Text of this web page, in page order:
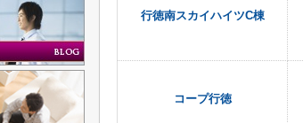
行徳南スカイハイツC棟
コープ行徳